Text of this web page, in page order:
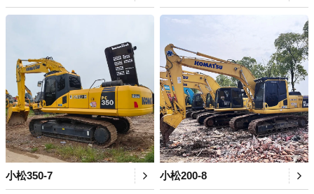
小松350-7 小松200-8